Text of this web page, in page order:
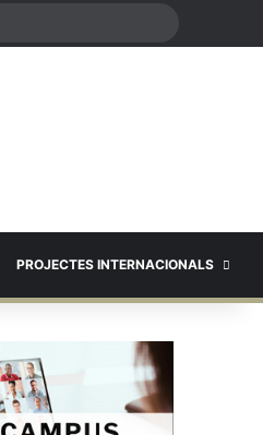
PROJECTES INTERNACIONALS